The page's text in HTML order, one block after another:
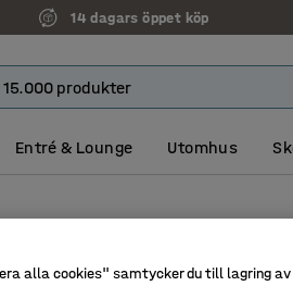
14 dagars öppet köp
Entré & Lounge Utomhus
alla cookies" samtycker du till lagring av